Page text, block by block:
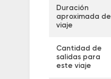
Duración
aproximada de
viaje
Cantidad de
salidas para
este viaje